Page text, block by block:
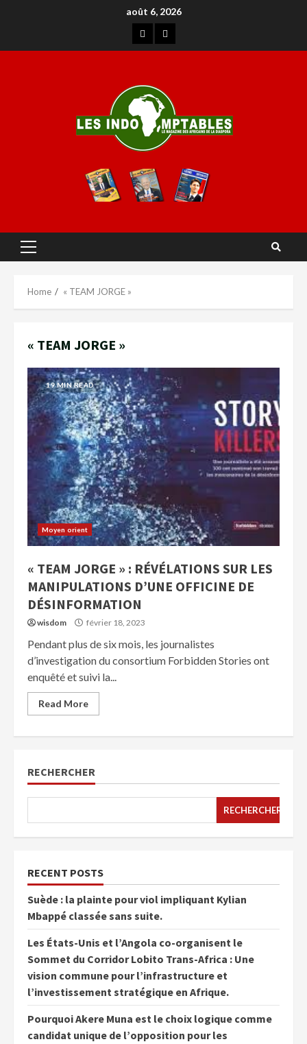
août 6, 2026
Home « TEAM JORGE »
« TEAM JORGE »
19 MIN READ
Moyen orient
« TEAM JORGE » : RÉVÉLATIONS SUR LES
MANIPULATIONS D’UNE OFFICINE DE
DÉSINFORMATION
wisdom février 18, 2023
Pendant plus de six mois, les journalistes
d’investigation du consortium Forbidden Stories ont
enquêté et suivi la...
Read More
RECHERCHER
RECHERCHER
RECENT POSTS
Suède : la plainte pour viol impliquant Kylian
Mbappé classée sans suite.
Les États-Unis et l’Angola co-organisent le
Sommet du Corridor Lobito Trans-Africa : Une
vision commune pour l’infrastructure et
l’investissement stratégique en Afrique.
Pourquoi Akere Muna est le choix logique comme
candidat unique de l’opposition pour les